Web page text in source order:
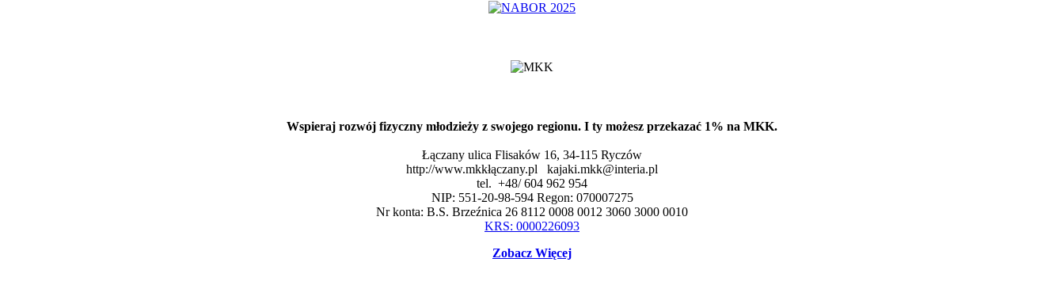
Wspieraj rozwój fizyczny młodzieży z swojego regionu. I ty możesz przekazać 1% na MKK.
Łączany ulica Flisaków 16, 34-115 Ryczów
http://www.mkkłączany.pl kajaki.mkk@interia.pl
tel. +48/ 604 962 954
NIP: 551-20-98-594 Regon: 070007275
Nr konta: B.S. Brzeźnica 26 8112 0008 0012 3060 3000 0010
KRS: 0000226093
Zobacz Więcej